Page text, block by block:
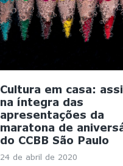
Cultura em casa:
na íntegra das
apresentações da
maratona de
do CCBB São Paulo
24 de abril de 2020